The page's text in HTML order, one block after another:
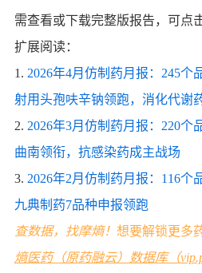
需查看或下载完整版报告，可点击
扩展阅读：
1. 2026年4月仿制药月报：245个
射用头孢呋辛钠领跑，消化代谢
2. 2026年3月仿制药月报：220个
曲南领衔，抗感染药成主战场
3. 2026年2月仿制药月报：116个
九典制药7品种申报领跑
查数据，找摩熵！ 想要解锁更多
熵医药（原药融云）数据库（